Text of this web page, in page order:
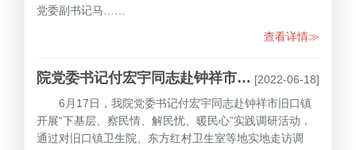
党委副书记马……
查看详情≫
[2022-06-18]
院党委书记付宏宇同志赴钟祥市旧口镇开展 “下基层、察民情、解民忧、暖民心”调研活动
6月17日，我院党委书记付宏宇同志赴钟祥市旧口镇
开展“下基层、察民情、解民忧、暖民心”实践调研活动，
通过对旧口镇卫生院、东方红村卫生室等地实地走访调